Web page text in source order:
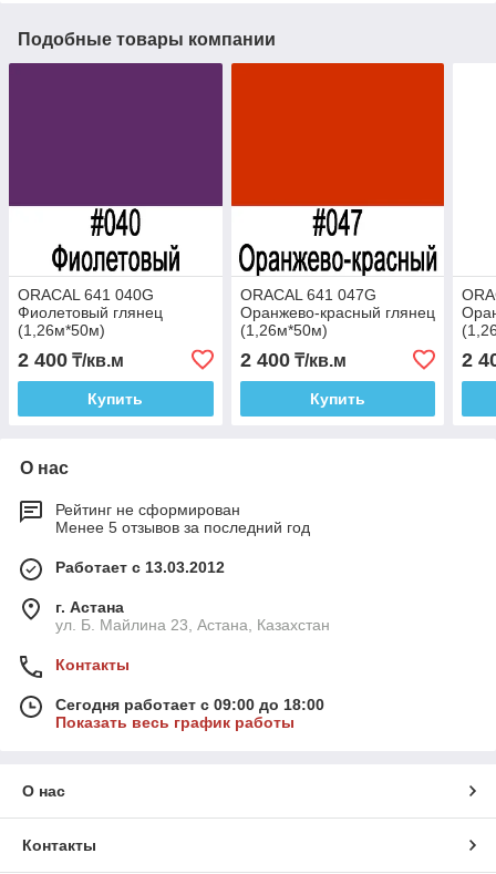
Подобные товары компании
ORACAL 641 040G
Фиолетовый глянец
(1,26м*50м)
2 400 ₸/кв.м
Купить
ORACAL 641 047G
Оранжево-красный глянец
(1,26м*50м)
2 400₸/кв.м
Купить
2
О нас
Рейтинг не сформирован
Менее 5 отзывов за последний год
Работает с 13.03.2012
г. Астана
ул. Б. Майлина 23, Астана, Казахстан
Контакты
Сегодня работает с 09:00 до 18:00
Показать весь график работы
О нас
Контакты